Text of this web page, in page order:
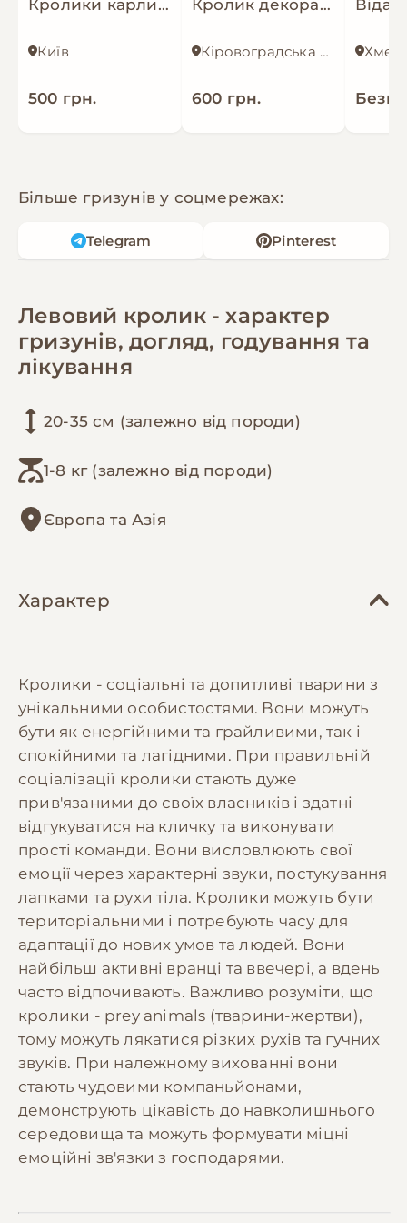
📲 Зв'язок: 0956306809 (Viber, WhatsApp,
Instagram: @brahma_sultanka
Кролики карликові
Київ
500 грн.
Кролик декоративний
Кіровоградська область
600 грн.
Більше гризунів у соцмережах:
Telegram Pinterest
Левовий кролик - характер
гризунів, догляд, годування та
лікування
20-35 см (залежно від породи)
1-8 кг (залежно від породи)
Європа та Азія
Характер
Кролики - соціальні та допитливі тварини з
унікальними особистостями. Вони можуть
бути як енергійними та грайливими, так і
спокійними та лагідними. При правильній
соціалізації кролики стають дуже
прив'язаними до своїх власників і здатні
відгукуватися на кличку та виконувати
прості команди. Вони висловлюють свої
емоції через характерні звуки, постукування
лапками та рухи тіла. Кролики можуть бути
територіальними і потребують часу для
адаптації до нових умов та людей. Вони
найбільш активні вранці та ввечері, а вдень
часто відпочивають. Важливо розуміти, що
кролики - prey animals (тварини-жертви),
тому можуть лякатися різких рухів та гучних
звуків. При належному вихованні вони
стають чудовими компаньйонами,
демонструють цікавість до навколишнього
середовища та можуть формувати міцні
емоційні зв'язки з господарями.